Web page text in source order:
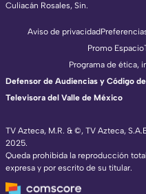
Culiacán Rosales, Sin.
TV Azteca, M.R. & ©, TV Azteca,
2025.
Queda prohibida la reproducción
expresa y por escrito de su titular.
Aviso de privacidad
Promo Espacio
Programa de ética,
Defensor de Audiencias y Código
Televisora del Valle de México